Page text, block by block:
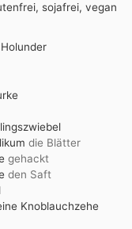
sojafrei, vegan
die Blätter
gehackt
den Saft
Knoblauchzehe